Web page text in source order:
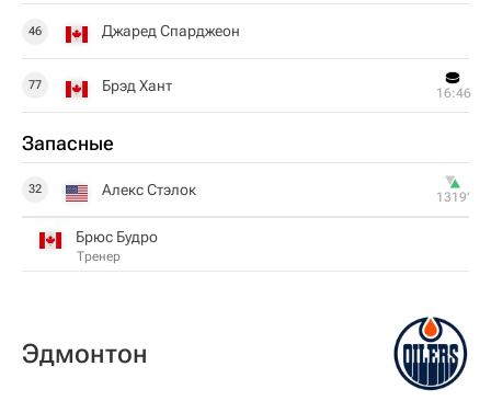
46 Джаред Спарджеон
77 Брэд Хант 16:46
Запасные
32 Алекс Стэлок 1319‎’‎
Брюс Будро
Тренер
Эдмонтон